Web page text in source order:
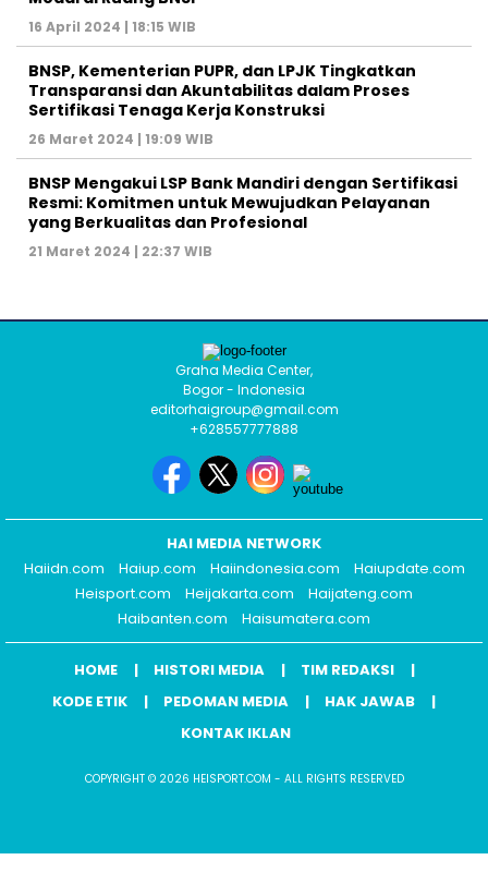
16 April 2024 | 18:15 WIB
BNSP, Kementerian PUPR, dan LPJK Tingkatkan
Transparansi dan Akuntabilitas dalam Proses
Sertifikasi Tenaga Kerja Konstruksi
26 Maret 2024 | 19:09 WIB
BNSP Mengakui LSP Bank Mandiri dengan Sertifikasi
Resmi: Komitmen untuk Mewujudkan Pelayanan
yang Berkualitas dan Profesional
21 Maret 2024 | 22:37 WIB
Graha Media Center,
Bogor - Indonesia
editorhaigroup@gmail.com
+628557777888
HAI MEDIA NETWORK
Haiidn.com
Haiup.com Haiindonesia.com
Haiupdate.com
Heisport.com
Heijakarta.com
Haijateng.com
Haibanten.com
Haisumatera.com
HOME HISTORI MEDIA
TIM REDAKSI
KODE ETIK
PEDOMAN MEDIA
HAK JAWAB
KONTAK IKLAN
COPYRIGHT © 2026 HEISPORT.COM - ALL RIGHTS RESERVED